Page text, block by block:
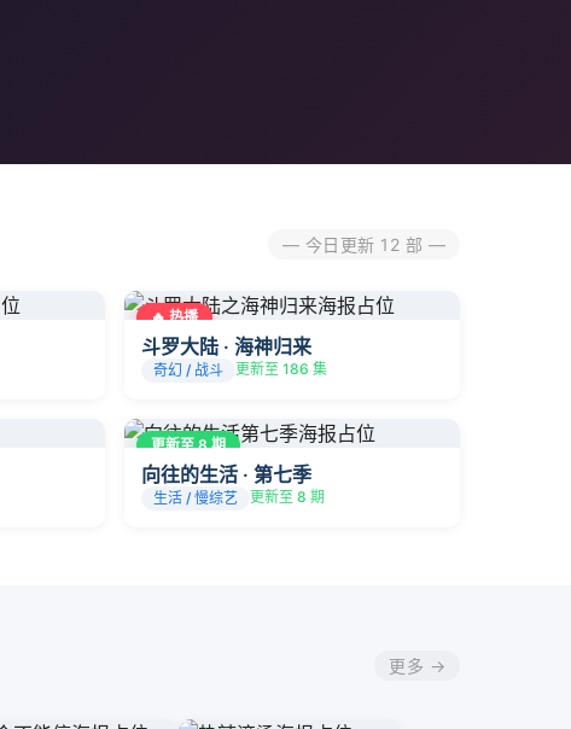
— 今日更新 12 部 —
🔥 热播
斗罗大陆 · 海神归来
奇幻 / 战斗 更新至 186 集
更新至 8 期
向往的生活 · 第七季
生活 / 慢综艺 更新至 8 期
更多 →